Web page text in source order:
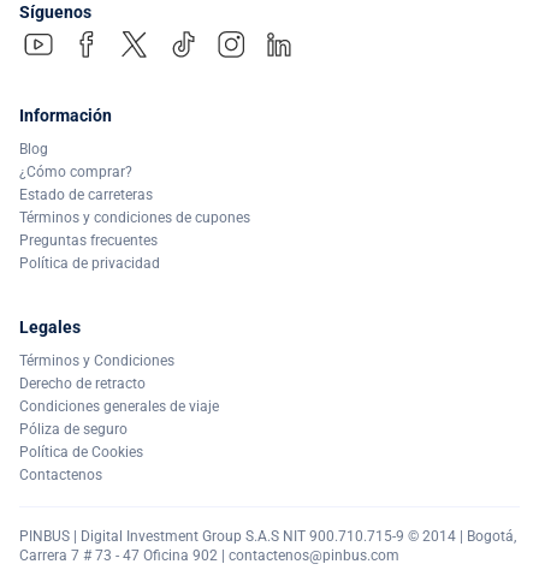
Síguenos
Información
Blog
¿Cómo comprar?
Estado de carreteras
Términos y condiciones de cupones
Preguntas frecuentes
Política de privacidad
Legales
Términos y Condiciones
Derecho de retracto
Condiciones generales de viaje
Póliza de seguro
Política de Cookies
Contactenos
PINBUS | Digital Investment Group S.A.S NIT 900.710.715-9 © 2014 | Bogotá,
Carrera 7 # 73 - 47 Oficina 902 | contactenos@pinbus.com